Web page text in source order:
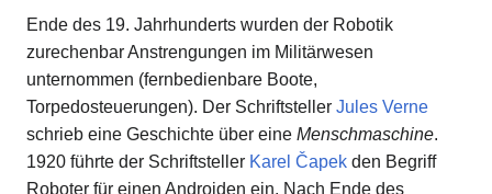
Ende des 19. Jahrhunderts wurden der Robotik
zurechenbar Anstrengungen im Militärwesen
unternommen (fernbedienbare Boote,
Torpedosteuerungen). Der Schriftsteller Jules Verne
schrieb eine Geschichte über eine Menschmaschine.
1920 führte der Schriftsteller Karel Čapek den Begriff
Roboter für einen Androiden ein. Nach Ende des